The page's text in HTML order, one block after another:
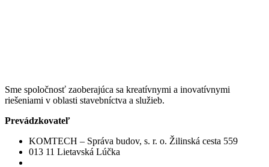
Sme spoločnosť zaoberajúca sa kreatívnymi a inovatívnymi
riešeniami v oblasti stavebníctva a služieb.
Prevádzkovateľ
KOMTECH – Správa budov, s. r. o. Žilinská cesta 559
013 11 Lietavská Lúčka